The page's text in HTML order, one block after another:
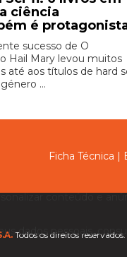
ciência
é
sucesso de O
Hail Mary levou muitos
até aos títulos de hard
...
Ficha Técnica |
Todos os direitos reservados.
conteúdo e
dados pessoais,